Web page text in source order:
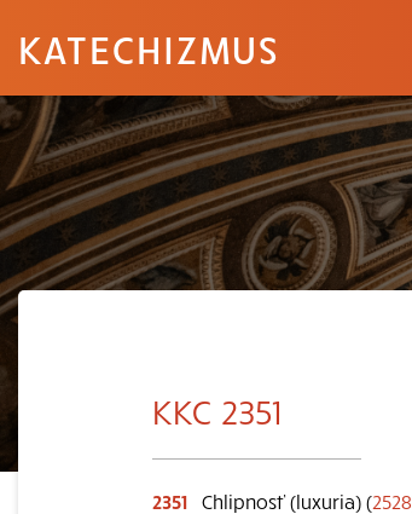
KATECHIZMUS
KKC 2351
2351 Chlipnosť (luxuria) (2528